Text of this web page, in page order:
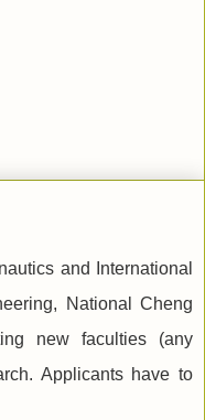
and International
National Cheng
new faculties (any
Applicants have to